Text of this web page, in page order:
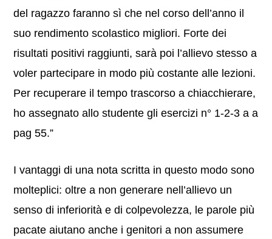
del ragazzo faranno sì che nel corso dell’anno il
suo rendimento scolastico migliori. Forte dei
risultati positivi raggiunti, sarà poi l’allievo stesso a
voler partecipare in modo più costante alle lezioni.
Per recuperare il tempo trascorso a chiacchierare,
ho assegnato allo studente gli esercizi n° 1-2-3 a a
pag 55.”
I vantaggi di una nota scritta in questo modo sono
molteplici: oltre a non generare nell’allievo un
senso di inferiorità e di colpevolezza, le parole più
pacate aiutano anche i genitori a non assumere